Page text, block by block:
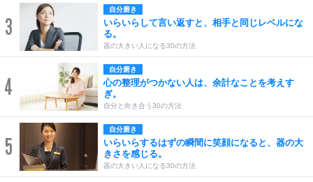
3
自分磨き
いらいらして言い返すと、相手と同じレベルにな
る。
器の大きい人になる30の方法
4
自分磨き
心の整理がつかない人は、余計なことを考えす
ぎ。
自分と向き合う30の方法
5
自分磨き
いらいらするはずの瞬間に笑顔になると、器の大
きさを感じる。
器の大きい人になる30の方法